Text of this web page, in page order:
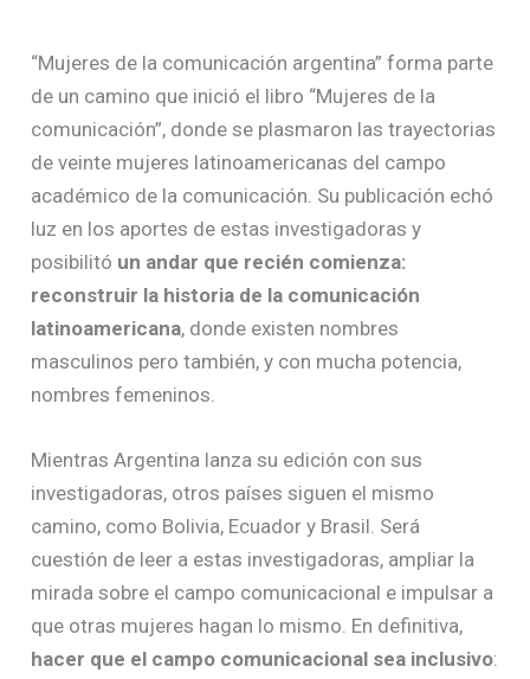
“Mujeres de la comunicación argentina” forma parte
de un camino que inició el libro “Mujeres de la
comunicación”, donde se plasmaron las trayectorias
de veinte mujeres latinoamericanas del campo
académico de la comunicación. Su publicación echó
luz en los aportes de estas investigadoras y
posibilitó un andar que recién comienza:
reconstruir la historia de la comunicación
latinoamericana, donde existen nombres
masculinos pero también, y con mucha potencia,
nombres femeninos.
Mientras Argentina lanza su edición con sus
investigadoras, otros países siguen el mismo
camino, como Bolivia, Ecuador y Brasil. Será
cuestión de leer a estas investigadoras, ampliar la
mirada sobre el campo comunicacional e impulsar a
que otras mujeres hagan lo mismo. En definitiva,
hacer que el campo comunicacional sea inclusivo: